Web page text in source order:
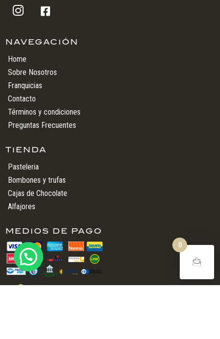
 
NAVEGACIÓN
Home
Sobre Nosotros
Franquicias
Contacto
Términos y condiciones
Preguntas Frecuentes
TIENDA
Pasteleria
Bombones y trufas
Cajas de Chocolate
Alfajores
MEDIOS DE PAGO
0